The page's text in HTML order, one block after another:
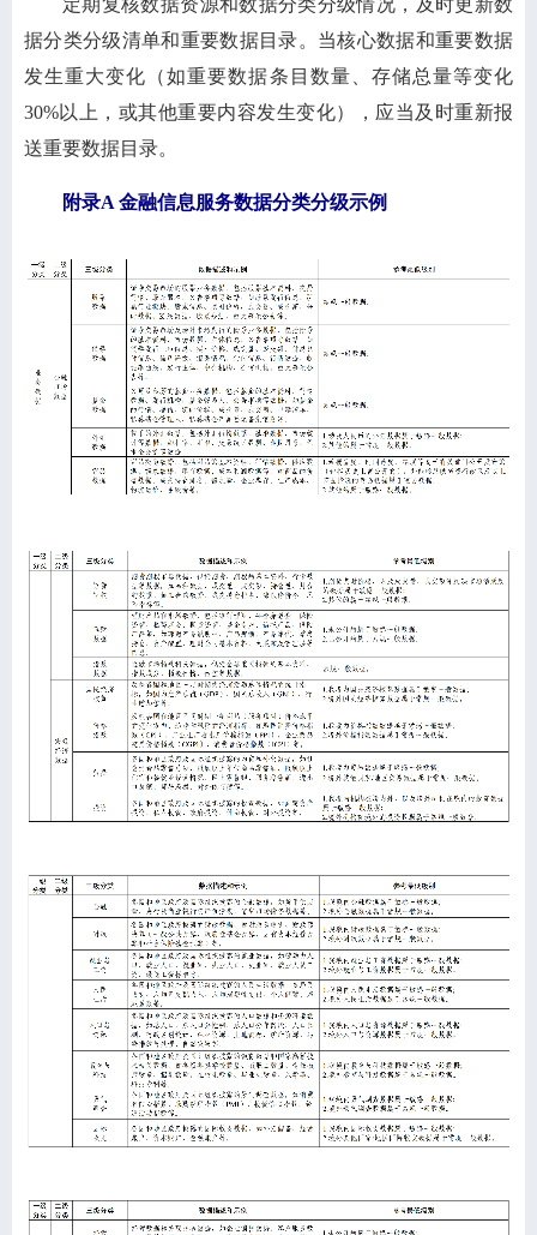
定期复核数据资源和数据分类分级情况，及时更新数
据分类分级清单和重要数据目录。当核心数据和重要数据
发生重大变化（如重要数据条目数量、存储总量等变化
30%以上，或其他重要内容发生变化），应当及时重新报
送重要数据目录。
附录A 金融信息服务数据分类分级示例